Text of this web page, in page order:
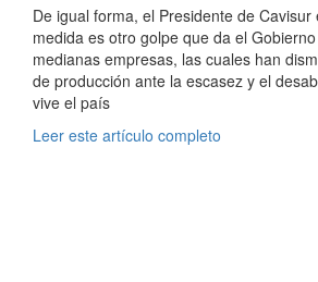
De igual forma, el Presidente de
medida es otro golpe que da el
medianas empresas, las cuales han
de producción ante la escasez y el
vive el país
Leer este artículo completo